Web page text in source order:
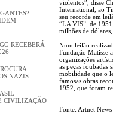
RECEBERÁ
NAZIS
CIVILIZAÇÃO
violentos”, disse
International, ao
seu recorde em
“LA VIS”, de
milhões de
Num leilão
Fundação Matisse
organizações
as peças roubadas
mobilidade que o
famosas obras
1952, que foram
Fonte: Artnet News